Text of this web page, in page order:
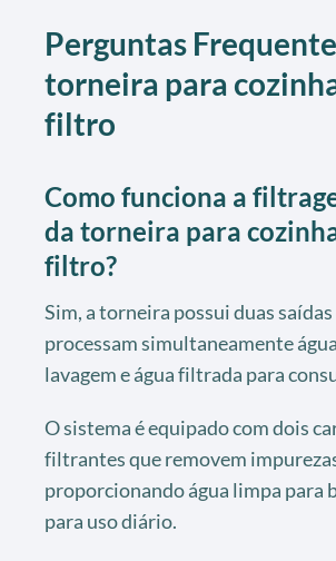
Perguntas
torneira para
filtro
Como funciona a
da torneira para
filtro?
Sim, a torneira possui duas
processam simultaneamente
lavagem e água filtrada para
O sistema é equipado com dois
filtrantes que removem
proporcionando água limpa para
para uso diário.